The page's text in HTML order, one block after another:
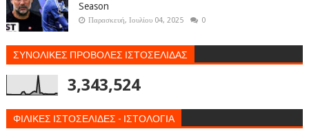
Season
Παρασκευή, Ιουλίου 04, 2025 0
ΣΥΝΟΛΙΚΕΣ ΠΡΟΒΟΛΕΣ ΙΣΤΟΣΕΛΙΔΑΣ
3,343,524
ΦΙΛΙΚΕΣ ΙΣΤΟΣΕΛΙΔΕΣ - ΙΣΤΟΛΟΓΙΑ